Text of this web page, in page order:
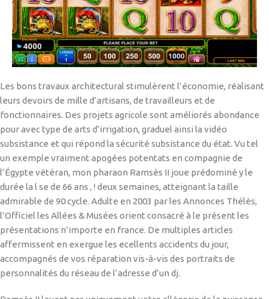
Les bons travaux architectural stimulèrent l’économie, réalisant
leurs devoirs de mille d’artisans, de travailleurs et de
fonctionnaires. Des projets agricole sont améliorés abondance
pour avec type de arts d’irrigation, graduel ainsi la vidéo
subsistance et qui répond la sécurité subsistance du état. Vu tel
un exemple vraiment apogées potentats en compagnie de
l’Égypte vétéran, mon pharaon Ramsès II joue prédominé y le
durée la l se de 66 ans , ! deux semaines, atteignant la taille
admirable de 90 cycle. Adulte en 2003 par les Annonces Thélès,
l’Officiel les Allées & Musées orient consacré à le présent les
présentations n’importe en france. De multiples articles
affermissent en exergue les ecellents accidents du jour,
accompagnés de vos réparation vis-à-vis des portraits de
personnalités du réseau de l’adresse d’un dj.